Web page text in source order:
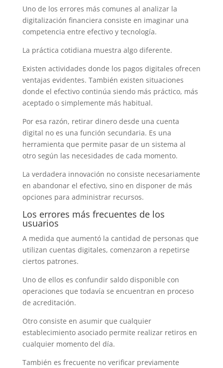
Uno de los errores más comunes al analizar la
digitalización financiera consiste en imaginar una
competencia entre efectivo y tecnología.
La práctica cotidiana muestra algo diferente.
Existen actividades donde los pagos digitales ofrecen
ventajas evidentes. También existen situaciones
donde el efectivo continúa siendo más práctico, más
aceptado o simplemente más habitual.
Por esa razón, retirar dinero desde una cuenta
digital no es una función secundaria. Es una
herramienta que permite pasar de un sistema al
otro según las necesidades de cada momento.
La verdadera innovación no consiste necesariamente
en abandonar el efectivo, sino en disponer de más
opciones para administrar recursos.
Los errores más frecuentes de los
usuarios
A medida que aumentó la cantidad de personas que
utilizan cuentas digitales, comenzaron a repetirse
ciertos patrones.
Uno de ellos es confundir saldo disponible con
operaciones que todavía se encuentran en proceso
de acreditación.
Otro consiste en asumir que cualquier
establecimiento asociado permite realizar retiros en
cualquier momento del día.
También es frecuente no verificar previamente